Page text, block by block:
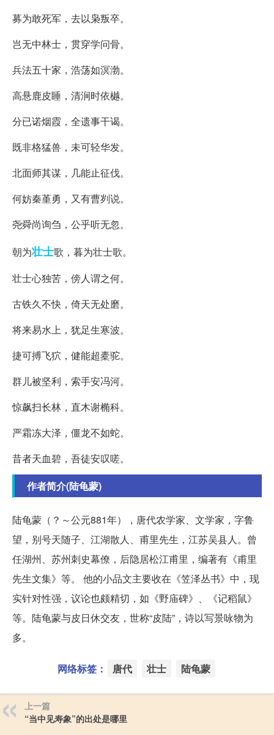
募为敢死军，去以枭叛卒。
岂无中林士，贯穿学问骨。
兵法五十家，浩荡如溟渤。
高悬鹿皮睡，清涧时依樾。
分已诺烟霞，全遗事干谒。
既非格猛兽，未可轻华发。
北面师其谋，几能止征伐。
何妨秦堇勇，又有曹刿说。
尧舜尚询刍，公乎听无忽。
朝为壮士歌，暮为壮士歌。
壮士心独苦，傍人谓之何。
古铁久不快，倚天无处磨。
将来易水上，犹足生寒波。
捷可搏飞狖，健能超橐驼。
群儿被坚利，索手安冯河。
惊飙扫长林，直木谢椭科。
严霜冻大泽，僵龙不如蛇。
昔者天血碧，吾徒安叹嗟。
作者简介(陆龟蒙)
陆龟蒙（？～公元881年），唐代农学家、文学家，字鲁
望，别号天随子、江湖散人、甫里先生，江苏吴县人。曾
任湖州、苏州刺史幕僚，后隐居松江甫里，编著有《甫里
先生文集》等。 他的小品文主要收在《笠泽丛书》中，现
实针对性强，议论也颇精切，如《野庙碑》、《记稻鼠》
等。陆龟蒙与皮日休交友，世称“皮陆”，诗以写景咏物为
多。
网络标签： 唐代 壮士 陆龟蒙
上一篇
“当中见寿象”的出处是哪里